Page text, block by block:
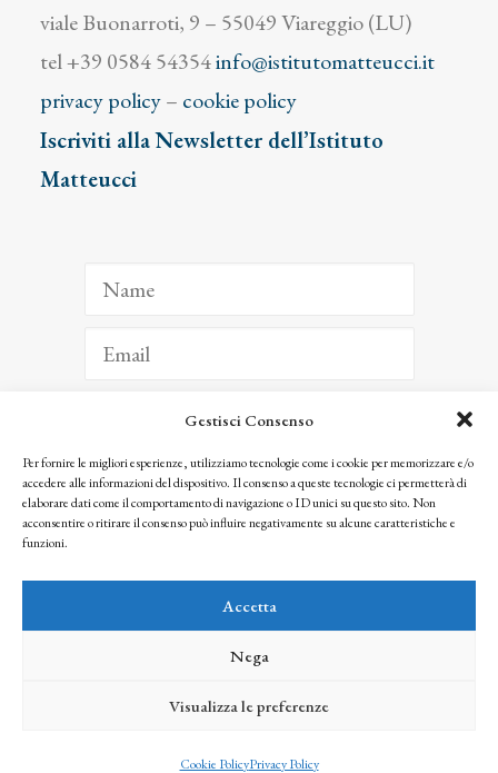
Gestisci Consenso
Per fornire le migliori esperienze, utilizziamo tecnologie come i cookie per memorizzare e/o
accedere alle informazioni del dispositivo. Il consenso a queste tecnologie ci permetterà di
elaborare dati come il comportamento di navigazione o ID unici su questo sito. Non
acconsentire o ritirare il consenso può influire negativamente su alcune caratteristiche e
funzioni.
Accetta
Nega
Visualizza le preferenze
Cookie PolicyPrivacy Policy
viale Buonarroti, 9 – 55049 Viareggio (LU)
tel +39 0584 54354info@istitutomatteucci.it
privacy policy– cookie policy
Iscriviti alla Newsletter dell’Istituto
Matteucci
ISCRIVITI
Facendo clic per iscriverti, riconosci che le tue informazioni saranno trattate
seguendo la nostra Privacy Policy
© 2025 Istituto Matteucci. All right reserved
l’autorizzazione scritta dei proprietari dei diritti e dell’Istituto Matteucci
credits